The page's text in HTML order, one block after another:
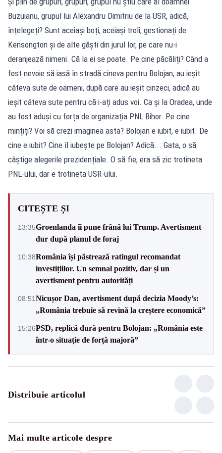
Buzuianu, grupul lui Alexandru Dimitriu de la USR, adică,
înțelegeți? Sunt aceiași boți, aceiași troli, gestionați de
Kensongton și de alte găști din jurul lor, pe care nu-i
deranjează nimeni. Că la ei se poate. Pe cine păcăliți? Când a
fost nevoie să iasă în stradă cineva pentru Bolojan, au ieșit
câteva sute de oameni, după care au ieșit cinzeci, adică au
ieșit câteva sute pentru că i-ați adus voi. Ca și la Oradea, unde
au fost aduși cu forța de organizația PNL Bihor. Pe cine
mințiți? Voi să crezi imaginea asta? Bolojan e iubit, e iubit. De
cine e iubit? Cine îl iubește pe Bolojan? Adică... Gata, o să
câștige alegerile prezidențiale. O să fie, era să zic trotineta
PNL-ului, dar e trotineta USR-ului.
CITEȘTE ȘI
13:35Groenlanda îi pune frână lui Trump. Avertisment
dur după planul de foraj
10:38România își păstrează ratingul recomandat
investițiilor. Un semnal pozitiv, dar și un
avertisment pentru autorități
08:51Nicușor Dan, avertisment după decizia Moody’s:
„România trebuie să revină la creștere economică”
15:26PSD, replică dură pentru Bolojan: „România este
într-o situație de forță majoră”
Distribuie articolul
Mai multe articole despre